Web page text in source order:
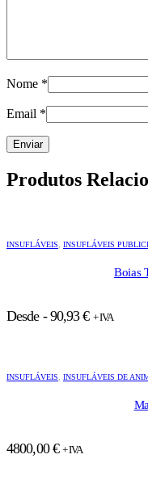
Nome *
Email *
Produtos
INSUFLÁVEIS INSUFLÁVEIS
Boias
Desde -90,93€ + IVA
INSUFLÁVEIS INSUFLÁVEIS DE
4800,00€ + IVA